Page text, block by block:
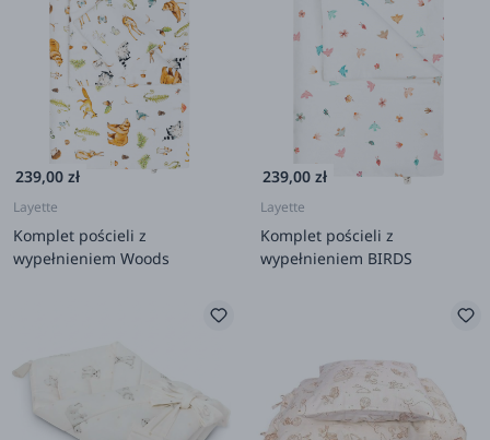
239,00 zł
Layette
Komplet pościeli z
wypełnieniem Woods
239,00 zł
Layette
Komplet pościeli z
wypełnieniem BIRDS